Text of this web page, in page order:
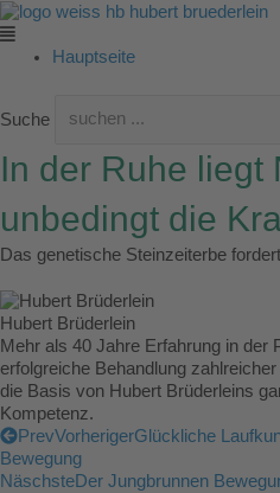
Zum
Inhalt
springen
Main
Menu
Hauptseite
Suche
In der Ruhe liegt
unbedingt die
Das genetische Steinzeiterbe
Hubert Brüderlein
Mehr als 40 Jahre Erfahrung in der
erfolgreiche Behandlung
die Basis von Hubert Brüderleins
Kompetenz.
PrevVorherigerGlückliche
Bewegung
NäschsteDer Jungbrunnen
Main
Menu
Main
Menu
Main
Menu
Main
Menu